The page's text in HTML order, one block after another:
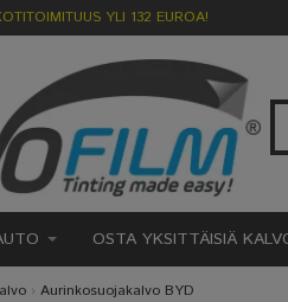
YLI 132 EUROA!
OSTA YKSITTÄISIÄ
› Aurinkosuojakalvo BYD